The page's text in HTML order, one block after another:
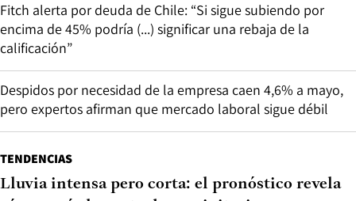
Fitch alerta por deuda de Chile: “Si sigue subiendo por
encima de 45% podría (...) significar una rebaja de la
calificación”
Despidos por necesidad de la empresa caen 4,6% a mayo,
pero expertos afirman que mercado laboral sigue débil
TENDENCIAS
Lluvia intensa pero corta: el pronóstico revela